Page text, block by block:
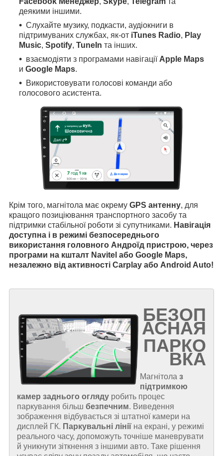
деякими іншими.
Слухайте музику, подкасти, аудіокниги в
підтримуваних службах, як-от iTunes Radio, Play
Music, Spotify, TuneIn та інших.
взаємодіяти з програмами навігаціїApple Maps
и Google Maps.
Використовувати голосові команди або
голосового асистента.
Крім того, магнітола має окрему GPS антенну, для
кращого позиціювання транспортного засобу та
підтримки стабільної роботи зі супутниками. Навігація
доступна і в режимі безпосереднього
використання головного Андроїд пристрою, через
програми на кшталт Navitel або Google Maps,
незалежно від активності Carplay або Android Auto!
БЕЗОП
АСНАЯ
ПАРКО
ВКА
Магнітола з
підтримкою
камер заднього огляду робить процес
паркування більш безпечним. Виведення
зображення відбувається зі штатної камери на
дисплей ГК. Паркувальні лінії на екрані, у режимі
реального часу, допоможуть точніше маневрувати
й уникнути зіткнення з іншими авто. Таке рішення